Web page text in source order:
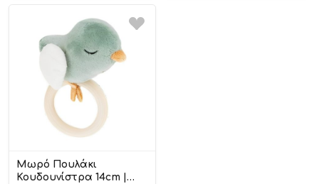
Μωρό Πουλάκι
Κουδουνίστρα 14cm |